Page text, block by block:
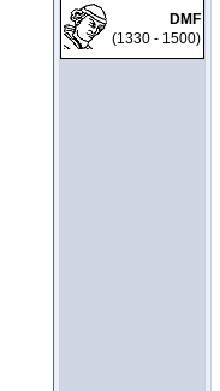
DMF
(1330 - 1500)